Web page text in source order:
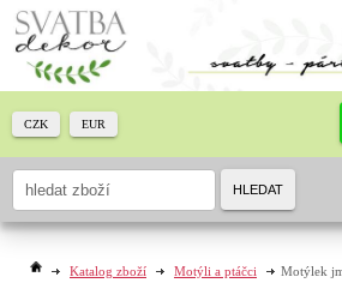
Katalog zboží Motýli a ptáčci
Motýlek
CZK EUR
HLEDAT